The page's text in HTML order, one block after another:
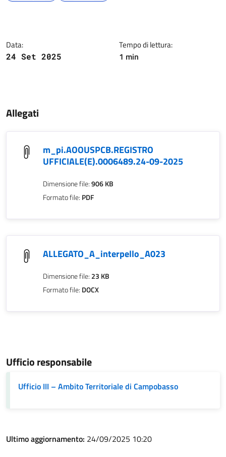
Data:
24 Set 2025
Tempo di lettura:
1 min
Allegati
m_pi.AOOUSPCB.REGISTRO
UFFICIALE(E).0006489.24-09-2025
Dimensione file:906 KB
Formato file: PDF
ALLEGATO_A_interpello_A023
Dimensione file: 23 KB
Formato file: DOCX
Ufficio responsabile
Ufficio III – Ambito Territoriale di Campobasso
Ultimo aggiornamento: 24/09/2025 10:20